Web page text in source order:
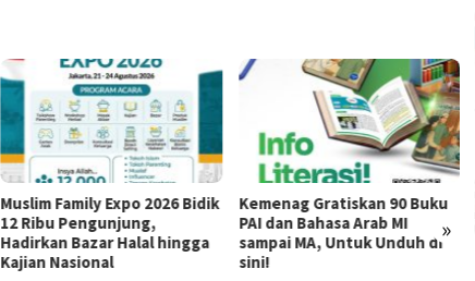
»
Muslim Family Expo 2026 Bidik
12 Ribu Pengunjung,
Hadirkan Bazar Halal hingga
Kajian Nasional
Kemenag Gratiskan 90 Buku
PAI dan Bahasa Arab MI
sampai MA, Untuk Unduh di
sini!